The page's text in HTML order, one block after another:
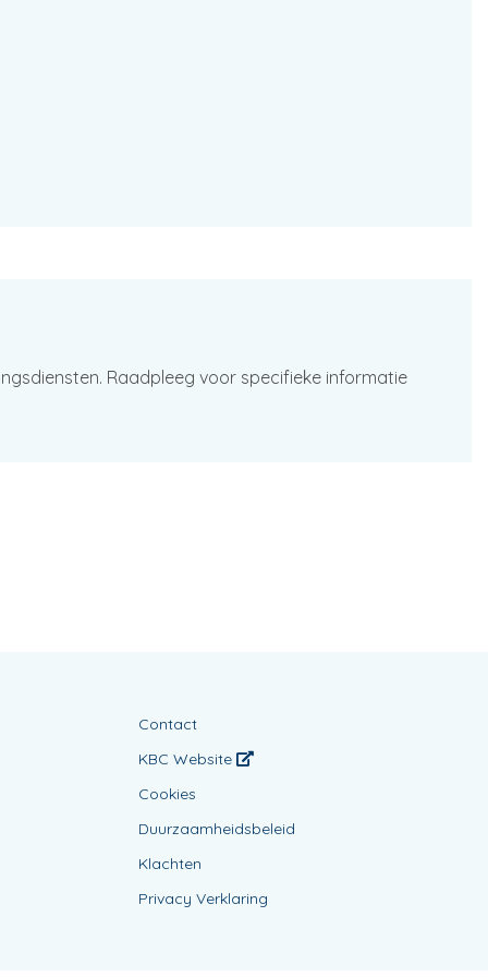
Raadpleeg voor specifieke informatie
Contact
KBC Website
Cookies
Duurzaamheidsbeleid
Klachten
Privacy Verklaring